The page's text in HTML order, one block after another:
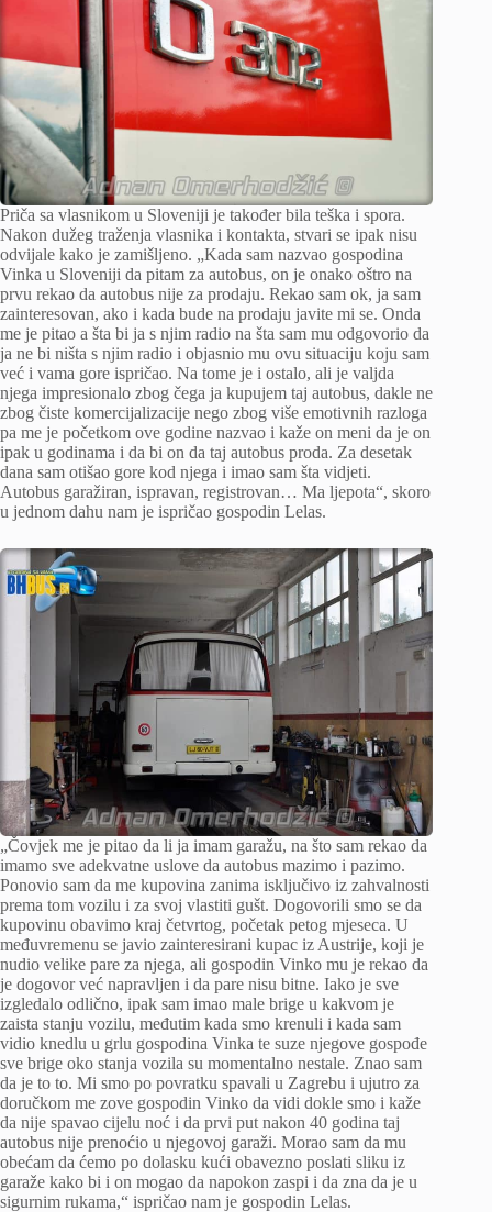
Priča sa vlasnikom u Sloveniji je također bila teška i spora.
Nakon dužeg traženja vlasnika i kontakta, stvari se ipak nisu
odvijale kako je zamišljeno. „Kada sam nazvao gospodina
Vinka u Sloveniji da pitam za autobus, on je onako oštro na
prvu rekao da autobus nije za prodaju. Rekao sam ok, ja sam
zainteresovan, ako i kada bude na prodaju javite mi se. Onda
me je pitao a šta bi ja s njim radio na šta sam mu odgovorio da
ja ne bi ništa s njim radio i objasnio mu ovu situaciju koju sam
već i vama gore ispričao. Na tome je i ostalo, ali je valjda
njega impresionalo zbog čega ja kupujem taj autobus, dakle ne
zbog čiste komercijalizacije nego zbog više emotivnih razloga
pa me je početkom ove godine nazvao i kaže on meni da je on
ipak u godinama i da bi on da taj autobus proda. Za desetak
dana sam otišao gore kod njega i imao sam šta vidjeti.
Autobus garažiran, ispravan, registrovan… Ma ljepota“, skoro
u jednom dahu nam je ispričao gospodin Lelas.
„Čovjek me je pitao da li ja imam garažu, na što sam rekao da
imamo sve adekvatne uslove da autobus mazimo i pazimo.
Ponovio sam da me kupovina zanima isključivo iz zahvalnosti
prema tom vozilu i za svoj vlastiti gušt. Dogovorili smo se da
kupovinu obavimo kraj četvrtog, početak petog mjeseca. U
međuvremenu se javio zainteresirani kupac iz Austrije, koji je
nudio velike pare za njega, ali gospodin Vinko mu je rekao da
je dogovor već napravljen i da pare nisu bitne. Iako je sve
izgledalo odlično, ipak sam imao male brige u kakvom je
zaista stanju vozilu, međutim kada smo krenuli i kada sam
vidio knedlu u grlu gospodina Vinka te suze njegove gospođe
sve brige oko stanja vozila su momentalno nestale. Znao sam
da je to to. Mi smo po povratku spavali u Zagrebu i ujutro za
doručkom me zove gospodin Vinko da vidi dokle smo i kaže
da nije spavao cijelu noć i da prvi put nakon 40 godina taj
autobus nije prenoćio u njegovoj garaži. Morao sam da mu
obećam da ćemo po dolasku kući obavezno poslati sliku iz
garaže kako bi i on mogao da napokon zaspi i da zna da je u
sigurnim rukama,“ ispričao nam je gospodin Lelas.